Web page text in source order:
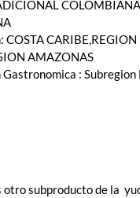
COSTA CARIBE,REGION
AMAZONAS
: Subregion
otro subproducto de la